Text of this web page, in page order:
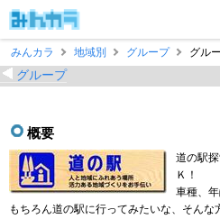
みんカラ
地域別 グループ グル
グループ
概要
道の駅
Ｋ！
車種、
もちろん道の駅に行ってみたいな、そんな